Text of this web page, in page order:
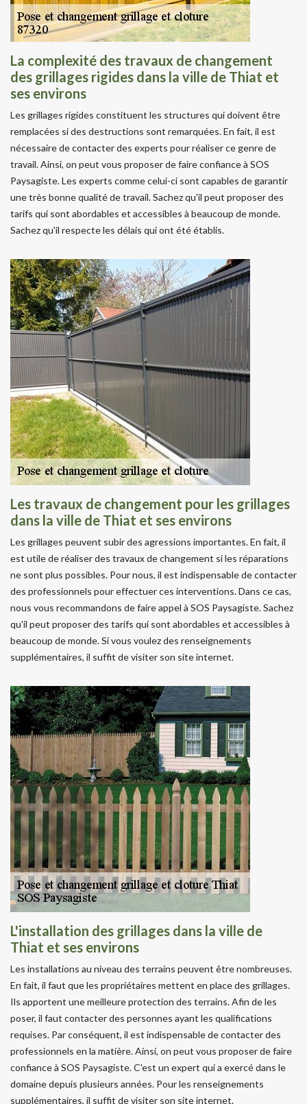
La complexité des travaux de changement
des grillages rigides dans la ville de Thiat et
ses environs
Les grillages rigides constituent les structures qui doivent être
remplacées si des destructions sont remarquées. En fait, il est
nécessaire de contacter des experts pour réaliser ce genre de
travail. Ainsi, on peut vous proposer de faire confiance à SOS
Paysagiste. Les experts comme celui-ci sont capables de garantir
une très bonne qualité de travail. Sachez qu'il peut proposer des
tarifs qui sont abordables et accessibles à beaucoup de monde.
Sachez qu'il respecte les délais qui ont été établis.
Les travaux de changement pour les grillages
dans la ville de Thiat et ses environs
Les grillages peuvent subir des agressions importantes. En fait, il
est utile de réaliser des travaux de changement si les réparations
ne sont plus possibles. Pour nous, il est indispensable de contacter
des professionnels pour effectuer ces interventions. Dans ce cas,
nous vous recommandons de faire appel à SOS Paysagiste. Sachez
qu'il peut proposer des tarifs qui sont abordables et accessibles à
beaucoup de monde. Si vous voulez des renseignements
supplémentaires, il suffit de visiter son site internet.
L'installation des grillages dans la ville de
Thiat et ses environs
Les installations au niveau des terrains peuvent être nombreuses.
En fait, il faut que les propriétaires mettent en place des grillages.
Ils apportent une meilleure protection des terrains. Afin de les
poser, il faut contacter des personnes ayant les qualifications
requises. Par conséquent, il est indispensable de contacter des
professionnels en la matière. Ainsi, on peut vous proposer de faire
confiance à SOS Paysagiste. C'est un expert qui a exercé dans le
domaine depuis plusieurs années. Pour les renseignements
supplémentaires, il suffit de visiter son site internet.